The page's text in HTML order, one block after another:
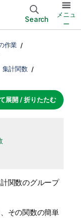
Search
メニュ
ー
作業
集計関数
展開 / 折りたたむ
関数のグループ
その関数の簡単